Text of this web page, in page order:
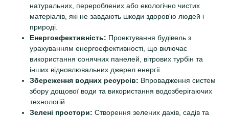
натуральних, перероблених або екологічно чистих
матеріалів, які не завдають шкоди здоров'ю людей і
природі.
Енергоефективність: Проектування будівель з
урахуванням енергоефективності, що включає
використання сонячних панелей, вітрових турбін та
інших відновлювальних джерел енергії.
Збереження водних ресурсів: Впровадження систем
збору дощової води та використання водозберігаючих
технологій.
Зелені простори: Створення зелених дахів, садів та